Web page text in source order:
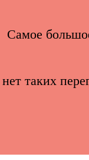
Самое
нет таких